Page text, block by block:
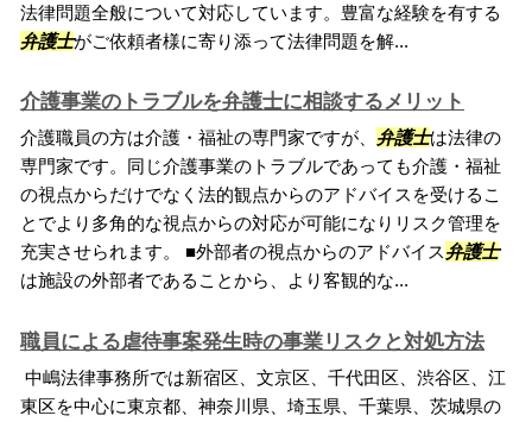
法律問題全般について対応しています。豊富な経験を有する
弁護士がご依頼者様に寄り添って法律問題を解...
介護事業のトラブルを弁護士に相談するメリット
介護職員の方は介護・福祉の専門家ですが、 弁護士は法律の
専門家です。同じ介護事業のトラブルであっても介護・福祉
の視点からだけでなく法的観点からのアドバイスを受けるこ
とでより多角的な視点からの対応が可能になりリスク管理を
充実させられます。 ■外部者の視点からのアドバイス弁護士
は施設の外部者であることから、より客観的な...
職員による虐待事案発生時の事業リスクと対処方法
中嶋法律事務所では新宿区、文京区、千代田区、渋谷区、江
東区を中心に東京都、神奈川県、埼玉県、千葉県、茨城県の